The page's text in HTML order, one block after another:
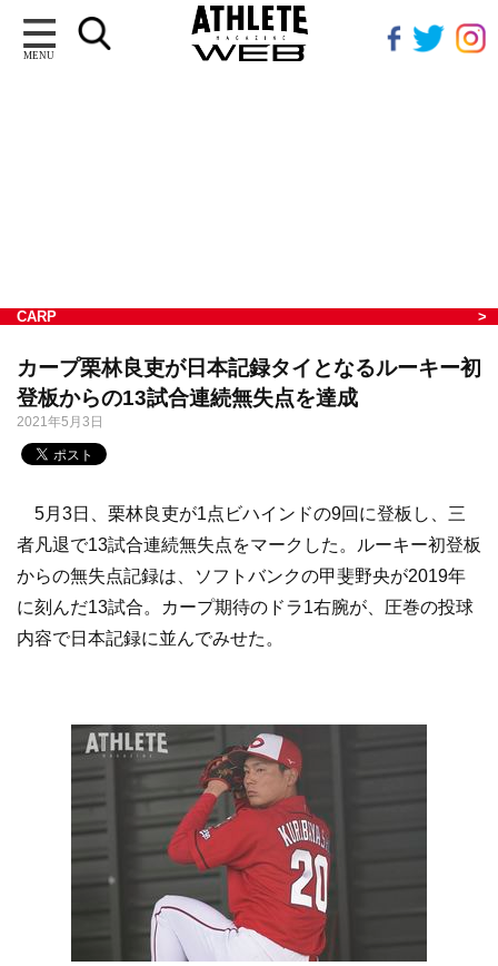
MENU
CARP
カープ栗林良吏が日本記録タイとなるルーキー初
登板からの13試合連続無失点を達成
2021年5月3日
5月3日、栗林良吏が1点ビハインドの9回に登板し、三
者凡退で13試合連続無失点をマークした。ルーキー初登板
からの無失点記録は、ソフトバンクの甲斐野央が2019年
に刻んだ13試合。カープ期待のドラ1右腕が、圧巻の投球
内容で日本記録に並んでみせた。